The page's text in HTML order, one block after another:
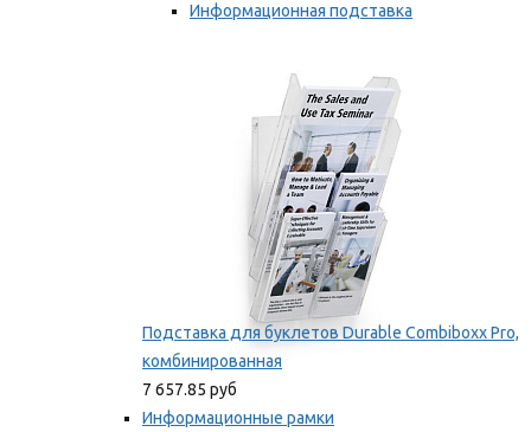
Информационная подставка
Подставка для буклетов Durable Combiboxx Pro,
комбинированная
7 657.85 руб
Информационные рамки